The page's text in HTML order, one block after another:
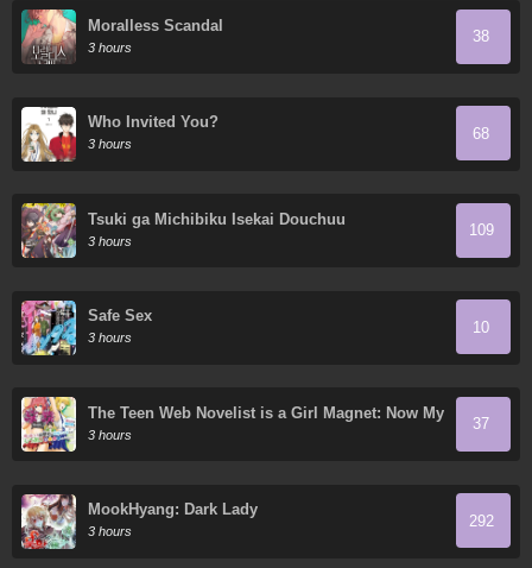
Moralless Scandal
3 hours
38
Who Invited You?
3 hours
68
Tsuki ga Michibiku Isekai Douchuu
3 hours
109
Safe Sex
3 hours
10
The Teen Web Novelist is a Girl Magnet: Now My
Crush Feels Bad for Rejecting Me!
3 hours
37
MookHyang: Dark Lady
3 hours
292